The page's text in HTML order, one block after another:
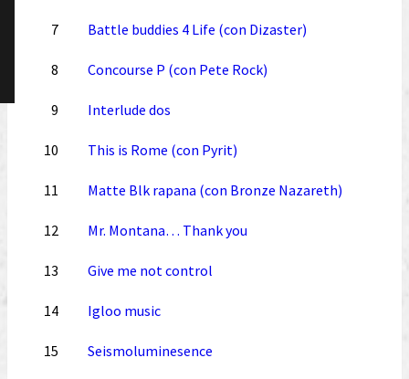
7 Battle buddies 4 Life (con Dizaster)
8 Concourse P (con Pete Rock)
9 Interlude dos
10 This is Rome (con Pyrit)
11 Matte Blk rapana (con Bronze Nazareth)
12 Mr. Montana… Thank you
13 Give me not control
14 Igloo music
15 Seismoluminesence